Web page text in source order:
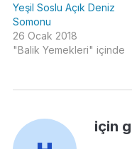
Yeşil Soslu Açık Deniz
Somonu
26 Ocak 2018
"Balik Yemekleri" içinde
için